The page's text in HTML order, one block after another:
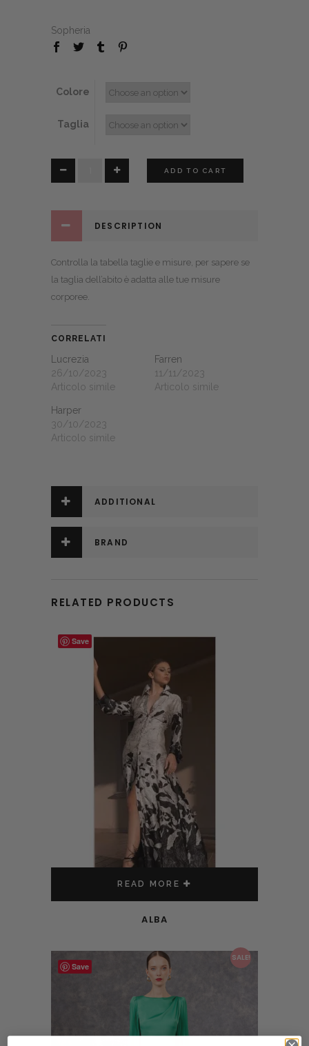
Sopheria
Colore
Taglia
quantity
ADD TO CART
DESCRIPTION
Controlla la tabella taglie e misure, per sapere se
la taglia dell’abito è adatta alle tue misure
corporee.
CORRELATI
Lucrezia
26/10/2023
Articolo simile
Farren
11/11/2023
Articolo simile
Harper
30/10/2023
Articolo simile
ADDITIONAL
BRAND
RELATED PRODUCTS
Save
READ MORE
ALBA
Save
SALE!
This product has multiple variants. The options may be chosen on the product page